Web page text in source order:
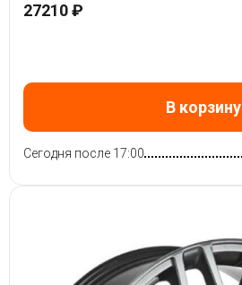
27210 ₽
В корзину
Сегодня после 17:00